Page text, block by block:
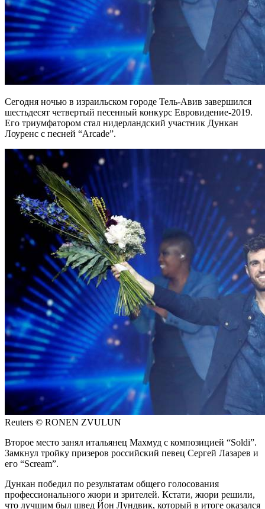
Сегодня ночью в израильском городе Тель-Авив завершился
шестьдесят четвертый песенный конкурс Евровидение-2019.
Его триумфатором стал нидерландский участник Дункан
Лоуренс с песней “Arcade”.
Reuters © RONEN ZVULUN
Второе место занял итальянец Махмуд с композицией “Soldi”.
Замкнул тройку призеров российский певец Сергей Лазарев и
его “Scream”.
Дункан победил по результатам общего голосования
профессионального жюри и зрителей. Кстати, жюри решили,
что лучшим был швед Йон Лундвик, который в итоге оказался